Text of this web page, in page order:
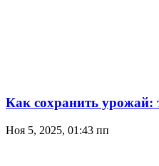
Как сохранить урожай:
Ноя 5, 2025, 01:43 пп